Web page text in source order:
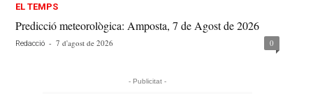
EL TEMPS
Predicció meteorològica: Amposta, 7 de Agost de 2026
Redacció - 7 d'agost de 2026 0
- Publicitat -